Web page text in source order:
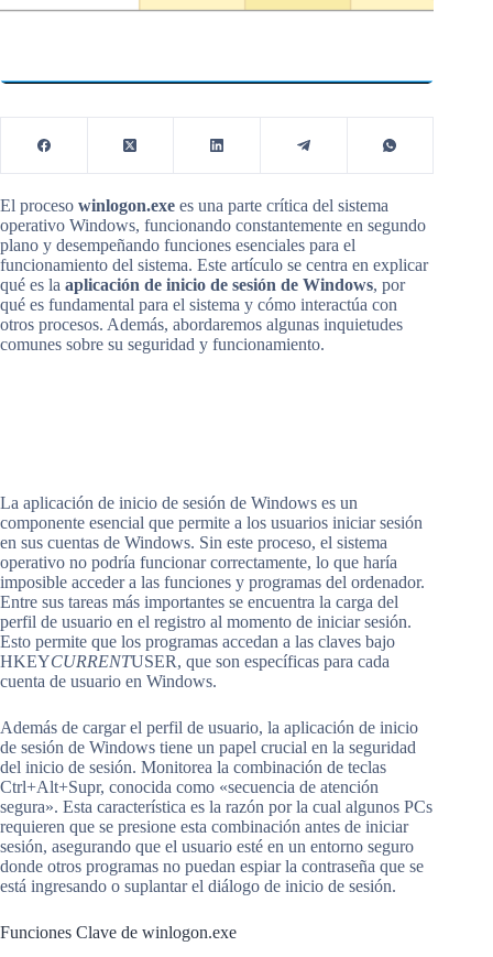
El proceso winlogon.exe es una parte crítica del sistema
operativo Windows, funcionando constantemente en segundo
plano y desempeñando funciones esenciales para el
funcionamiento del sistema. Este artículo se centra en explicar
qué es la aplicación de inicio de sesión de Windows, por
qué es fundamental para el sistema y cómo interactúa con
otros procesos. Además, abordaremos algunas inquietudes
comunes sobre su seguridad y funcionamiento.
La aplicación de inicio de sesión de Windows es un
componente esencial que permite a los usuarios iniciar sesión
en sus cuentas de Windows. Sin este proceso, el sistema
operativo no podría funcionar correctamente, lo que haría
imposible acceder a las funciones y programas del ordenador.
Entre sus tareas más importantes se encuentra la carga del
perfil de usuario en el registro al momento de iniciar sesión.
Esto permite que los programas accedan a las claves bajo
HKEYCURRENTUSER, que son específicas para cada
cuenta de usuario en Windows.
Además de cargar el perfil de usuario, la aplicación de inicio
de sesión de Windows tiene un papel crucial en la seguridad
del inicio de sesión. Monitorea la combinación de teclas
Ctrl+Alt+Supr, conocida como «secuencia de atención
segura». Esta característica es la razón por la cual algunos PCs
requieren que se presione esta combinación antes de iniciar
sesión, asegurando que el usuario esté en un entorno seguro
donde otros programas no puedan espiar la contraseña que se
está ingresando o suplantar el diálogo de inicio de sesión.
Funciones Clave de winlogon.exe